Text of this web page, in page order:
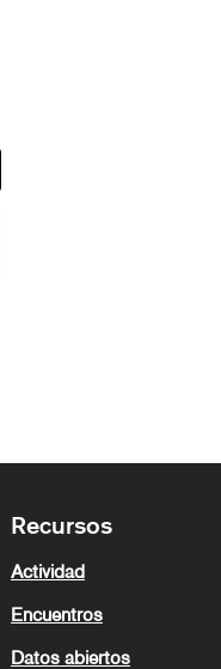
Recursos
Actividad
Encuentros
Datos abiertos